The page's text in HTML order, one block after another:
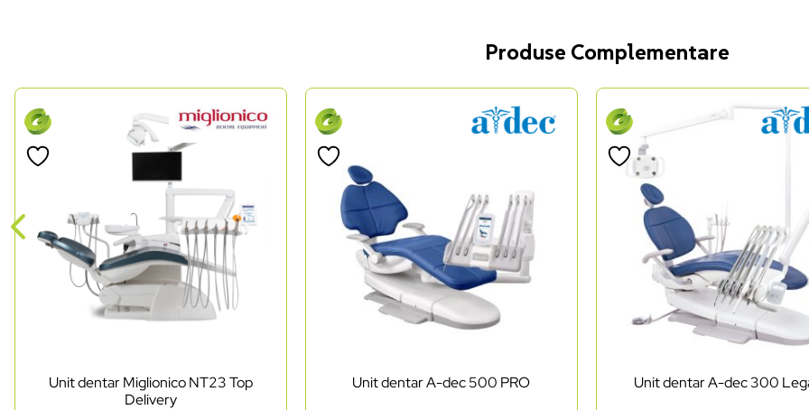
Produse Complementare
Unit dentar Miglionico NT23 Top
Delivery
Unit dentar A-dec 500 PRO Unit dentar A-dec 300